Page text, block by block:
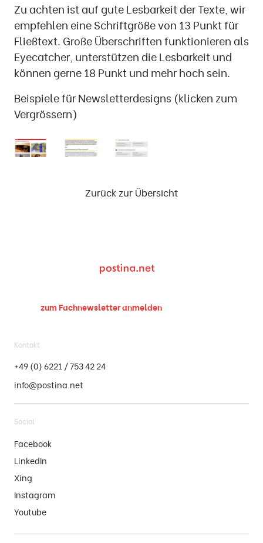
Zu achten ist auf gute Lesbarkeit der Texte, wir
empfehlen eine Schriftgröße von 13 Punkt für
Fließtext. Große Überschriften funktionieren als
Eyecatcher, unterstützen die Lesbarkeit und
können gerne 18 Punkt und mehr hoch sein.
Beispiele für Newsletterdesigns (klicken zum
Vergrössern)
Zurück zur Übersicht
zum Fachnewsletteranmelden
Kontakt
+49 (0) 6221 / 753 42 24
info@postina.net
Social
Facebook
LinkedIn
Xing
Instagram
Youtube